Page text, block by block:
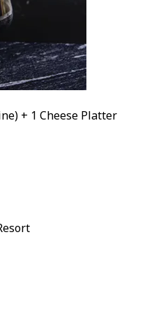
+ 1 Cheese Platter